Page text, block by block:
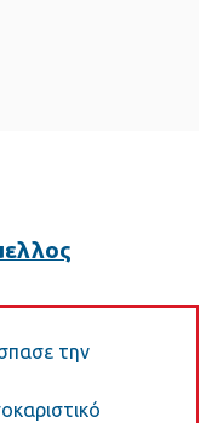
την